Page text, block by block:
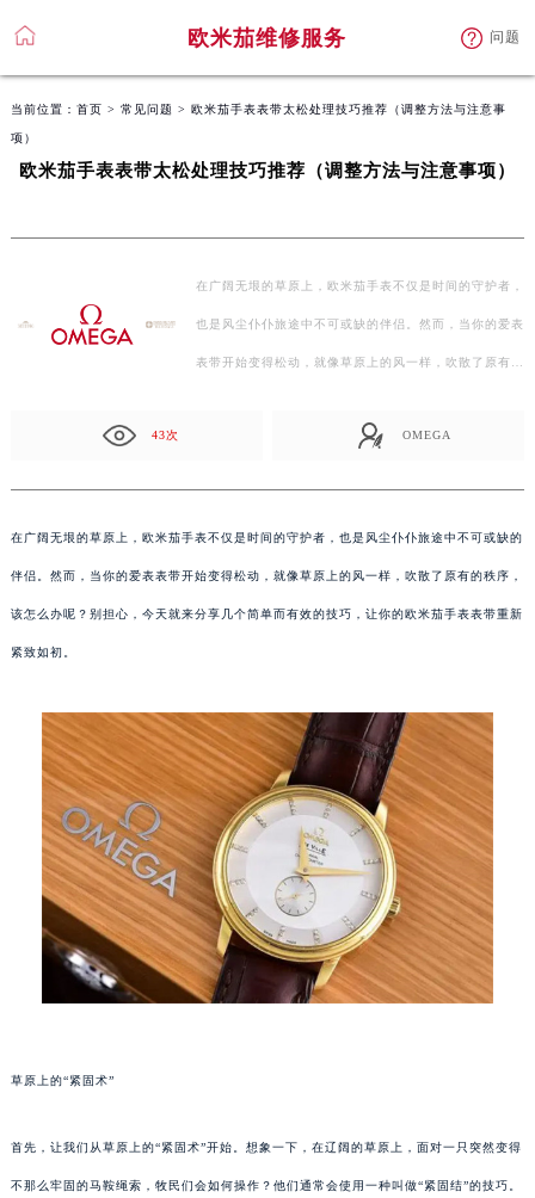
欧米茄维修服务 问题
当前位置： 首页 > 常见问题 > 欧米茄手表表带太松处理技巧推荐（调整方法与注意事
项）
欧米茄手表表带太松处理技巧推荐（调整方法与注意事项）
在广阔无垠的草原上，欧米茄手表不仅是时间的守护者，
也是风尘仆仆旅途中不可或缺的伴侣。然而，当你的爱表
表带开始变得松动，就像草原上的风一样，吹散了原有的
43次 OMEGA
在广阔无垠的草原上，欧米茄手表不仅是时间的守护者，也是风尘仆仆旅途中不可或缺的
伴侣。然而，当你的爱表表带开始变得松动，就像草原上的风一样，吹散了原有的秩序，
该怎么办呢？别担心，今天就来分享几个简单而有效的技巧，让你的欧米茄手表表带重新
紧致如初。
草原上的“紧固术”
首先，让我们从草原上的“紧固术”开始。想象一下，在辽阔的草原上，面对一只突然变得
不那么牢固的马鞍绳索，牧民们会如何操作？他们通常会使用一种叫做“紧固结”的技巧。